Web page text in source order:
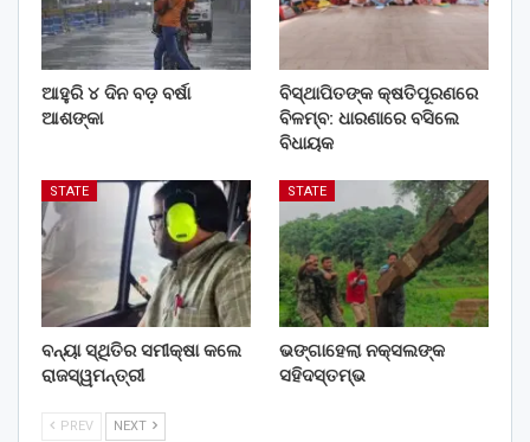
ଆହୁରି ୪ ଦିନ ବଡ଼ ବର୍ଷା
ଆଶଙ୍କା
ବିସ୍ଥାପିତଙ୍କ କ୍ଷତିପୂରଣରେ
ବିଳମ୍ବ: ଧାରଣାରେ ବସିଲେ
ବିଧାୟକ
STATE
ବନ୍ୟା ସ୍ଥିତିର ସମୀକ୍ଷା କଲେ
ରାଜସ୍ୱମନ୍ତ୍ରୀ
STATE
ଭଙ୍ଗାହେଲା ନକ୍ସଲଙ୍କ
ସହିଦସ୍ତମ୍ଭ
PREV NEXT